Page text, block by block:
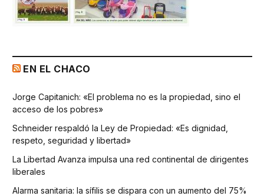
EN EL CHACO
Jorge Capitanich: «El problema no es la propiedad, sino el
acceso de los pobres»
Schneider respaldó la Ley de Propiedad: «Es dignidad,
respeto, seguridad y libertad»
La Libertad Avanza impulsa una red continental de dirigentes
liberales
Alarma sanitaria: la sífilis se dispara con un aumento del 75%